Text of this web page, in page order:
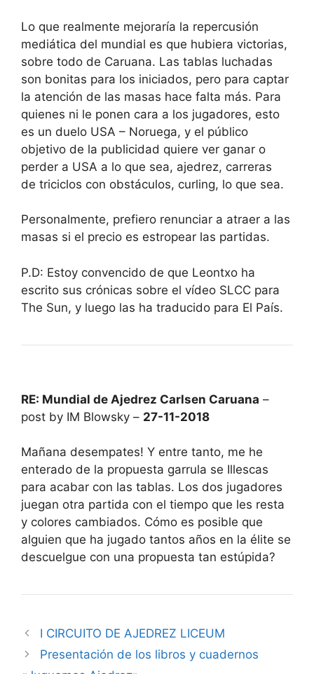
Lo que realmente mejoraría la repercusión
mediática del mundial es que hubiera victorias,
sobre todo de Caruana. Las tablas luchadas
son bonitas para los iniciados, pero para captar
la atención de las masas hace falta más. Para
quienes ni le ponen cara a los jugadores, esto
es un duelo USA – Noruega, y el público
objetivo de la publicidad quiere ver ganar o
perder a USA a lo que sea, ajedrez, carreras
de triciclos con obstáculos, curling, lo que sea.
Personalmente, prefiero renunciar a atraer a las
masas si el precio es estropear las partidas.
P.D: Estoy convencido de que Leontxo ha
escrito sus crónicas sobre el vídeo SLCC para
The Sun, y luego las ha traducido para El País.
RE: Mundial de Ajedrez Carlsen Caruana –
post by IM Blowsky – 27-11-2018
Mañana desempates! Y entre tanto, me he
enterado de la propuesta garrula se Illescas
para acabar con las tablas. Los dos jugadores
juegan otra partida con el tiempo que les resta
y colores cambiados. Cómo es posible que
alguien que ha jugado tantos años en la élite se
descuelgue con una propuesta tan estúpida?
I CIRCUITO DE AJEDREZ LICEUM
Presentación de los libros y cuadernos